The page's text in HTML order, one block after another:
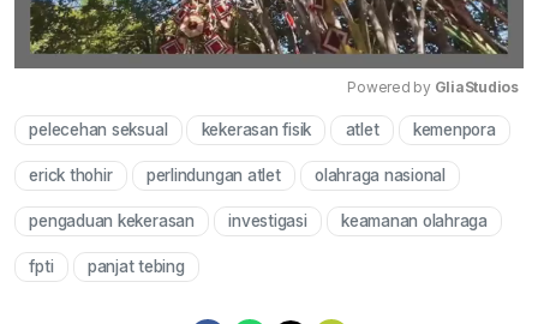
Mute
Powered by GliaStudios
pelecehan seksual kekerasan fisik atlet kemenpora
erick thohir perlindungan atlet olahraga nasional
pengaduan kekerasan investigasi keamanan olahraga
fpti panjat tebing